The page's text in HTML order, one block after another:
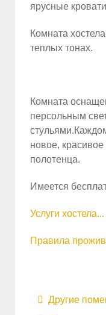
ярусные
Комната
теплых тонах.
Комната
персольным
новое, красивое
полотенца.
Имеется
Услуги хостела...
Правила
Другие